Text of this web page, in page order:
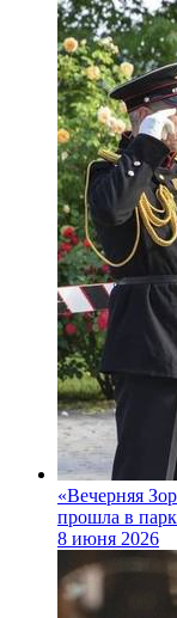
«Вечерняя
прошла в
8 июня 2026